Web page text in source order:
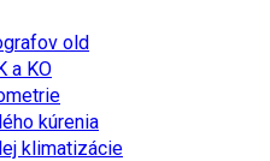
old
a KO
kúrenia
klimatizácie